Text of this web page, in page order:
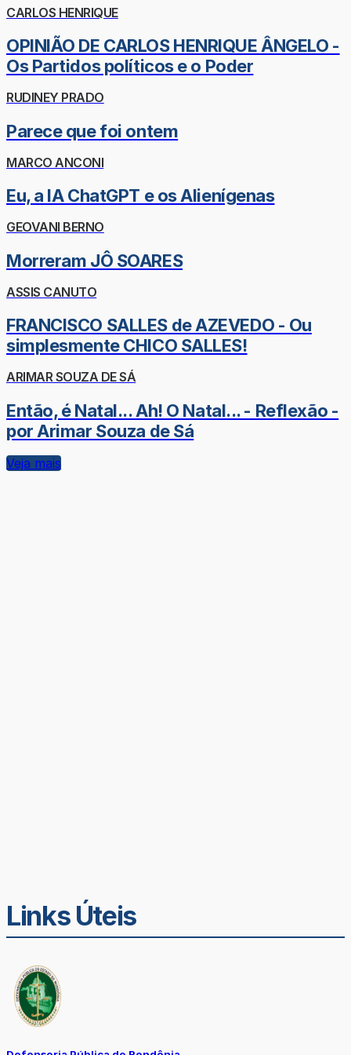
CARLOS HENRIQUE
OPINIÃO DE CARLOS HENRIQUE ÂNGELO -
Os Partidos políticos e o Poder
RUDINEY PRADO
Parece que foi ontem
MARCO ANCONI
Eu, a IA ChatGPT e os Alienígenas
GEOVANI BERNO
Morreram JÔ SOARES
ASSIS CANUTO
FRANCISCO SALLES de AZEVEDO - Ou
simplesmente CHICO SALLES!
ARIMAR SOUZA DE SÁ
Então, é Natal... Ah! O Natal... - Reflexão -
por Arimar Souza de Sá
Veja mais
Links Úteis